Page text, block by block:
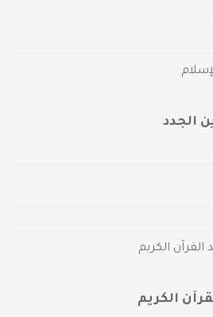
الجدد
الكريم
الكريم